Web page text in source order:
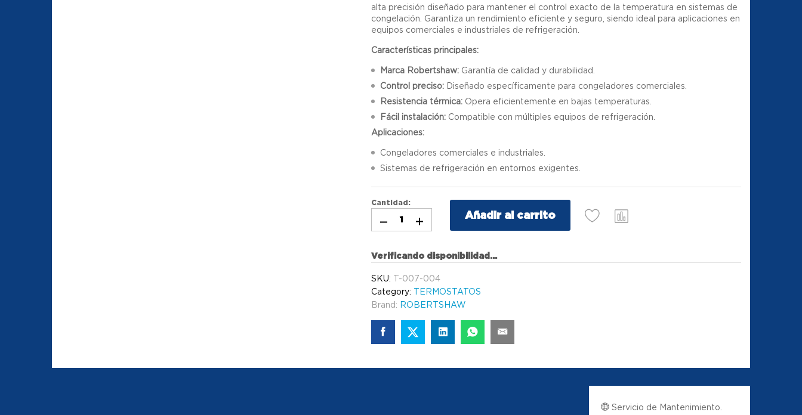
alta precisión diseñado para mantener el control exacto de la temperatura en sistemas de
congelación. Garantiza un rendimiento eficiente y seguro, siendo ideal para aplicaciones en
equipos comerciales e industriales de refrigeración.
Características principales:
Marca Robertshaw: Garantía de calidad y durabilidad.
Control preciso: Diseñado específicamente para congeladores comerciales.
Resistencia térmica: Opera eficientemente en bajas temperaturas.
Fácil instalación: Compatible con múltiples equipos de refrigeración.
Aplicaciones:
Congeladores comerciales e industriales.
Sistemas de refrigeración en entornos exigentes.
Cantidad:
Añadir al carrito
Verificando disponibilidad...
SKU: T-007-004
Category: TERMOSTATOS
Brand: ROBERTSHAW
Servicio de Mantenimiento.